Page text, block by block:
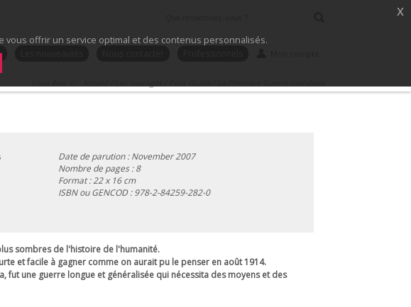
Date de parution : November 2007
Nombre de pages : 8
Format : 22 x 16 cm
ISBN ou GENCOD :978-2-84259-282-0
sombres de l'histoire de l'humanité.
et facile à gagner comme on aurait pu le penser en août 1914.
une guerre longue et généralisée qui nécessita des moyens et des
vous offrir un service optimal et des contenus personnalisés.
x